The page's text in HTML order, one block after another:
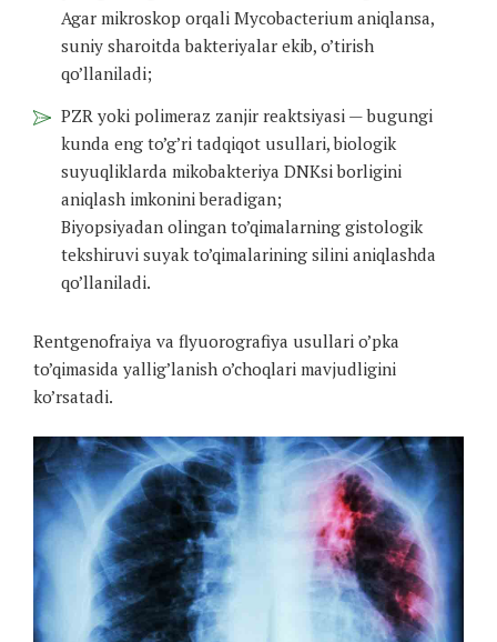
Agar mikroskop orqali Mycobacterium aniqlansa,
suniy sharoitda bakteriyalar ekib, o’tirish
qo’llaniladi;
PZR yoki polimeraz zanjir reaktsiyasi — bugungi
kunda eng to’g’ri tadqiqot usullari, biologik
suyuqliklarda mikobakteriya DNKsi borligini
aniqlash imkonini beradigan;
Biyopsiyadan olingan to’qimalarning gistologik
tekshiruvi suyak to’qimalarining silini aniqlashda
qo’llaniladi.
Rentgenofraiya va flyuorografiya usullari o’pka
to’qimasida yallig’lanish o’choqlari mavjudligini
ko’rsatadi.